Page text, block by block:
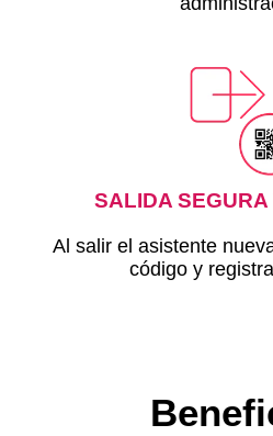
SALIDA
Al salir el asistente
código y